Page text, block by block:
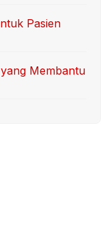
Pasien
Membantu